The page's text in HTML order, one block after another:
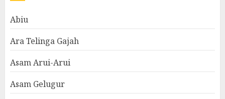
Abiu
Ara Telinga Gajah
Asam Arui-Arui
Asam Gelugur